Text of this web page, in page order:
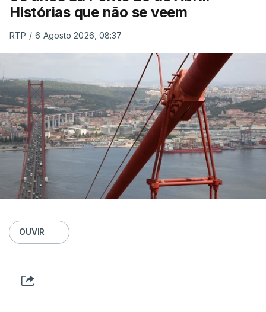
Histórias que não se veem
RTP / 6 Agosto 2026, 08:37
OUVIR